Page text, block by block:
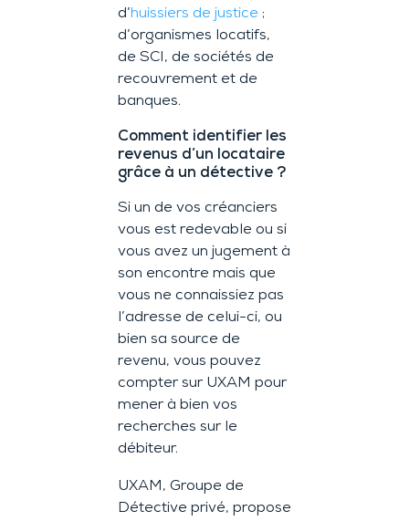
d’huissiers de justice ;
d’organismes locatifs,
de SCI, de sociétés de
recouvrement et de
banques.
Comment identifier les
revenus d’un locataire
grâce à un détective ?
Si un de vos créanciers
vous est redevable ou si
vous avez un jugement à
son encontre mais que
vous ne connaissiez pas
l’adresse de celui-ci, ou
bien sa source de
revenu, vous pouvez
compter sur UXAM pour
mener à bien vos
recherches sur le
débiteur.
UXAM, Groupe de
Détective privé, propose